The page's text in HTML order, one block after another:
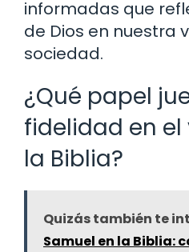
informadas que
de Dios en nuestra
sociedad.
¿Qué papel
fidelidad en
la Biblia?
Quizás también te
Samuel en la Biblia: